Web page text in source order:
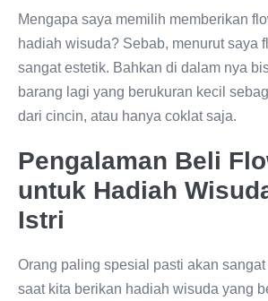
Mengapa saya memilih memberikan
hadiah wisuda? Sebab, menurut saya
sangat estetik. Bahkan di dalam nya
barang lagi yang berukuran kecil
dari cincin, atau hanya coklat saja.
Pengalaman Beli
untuk Hadiah
Istri
Orang paling spesial pasti akan
saat kita berikan hadiah wisuda yang